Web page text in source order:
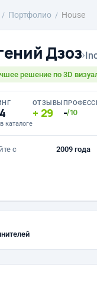
Портфолио House
Дзоз›
решение по 3D
каталоге
ОТЗЫВЫ
29 -/10
с 2009 года